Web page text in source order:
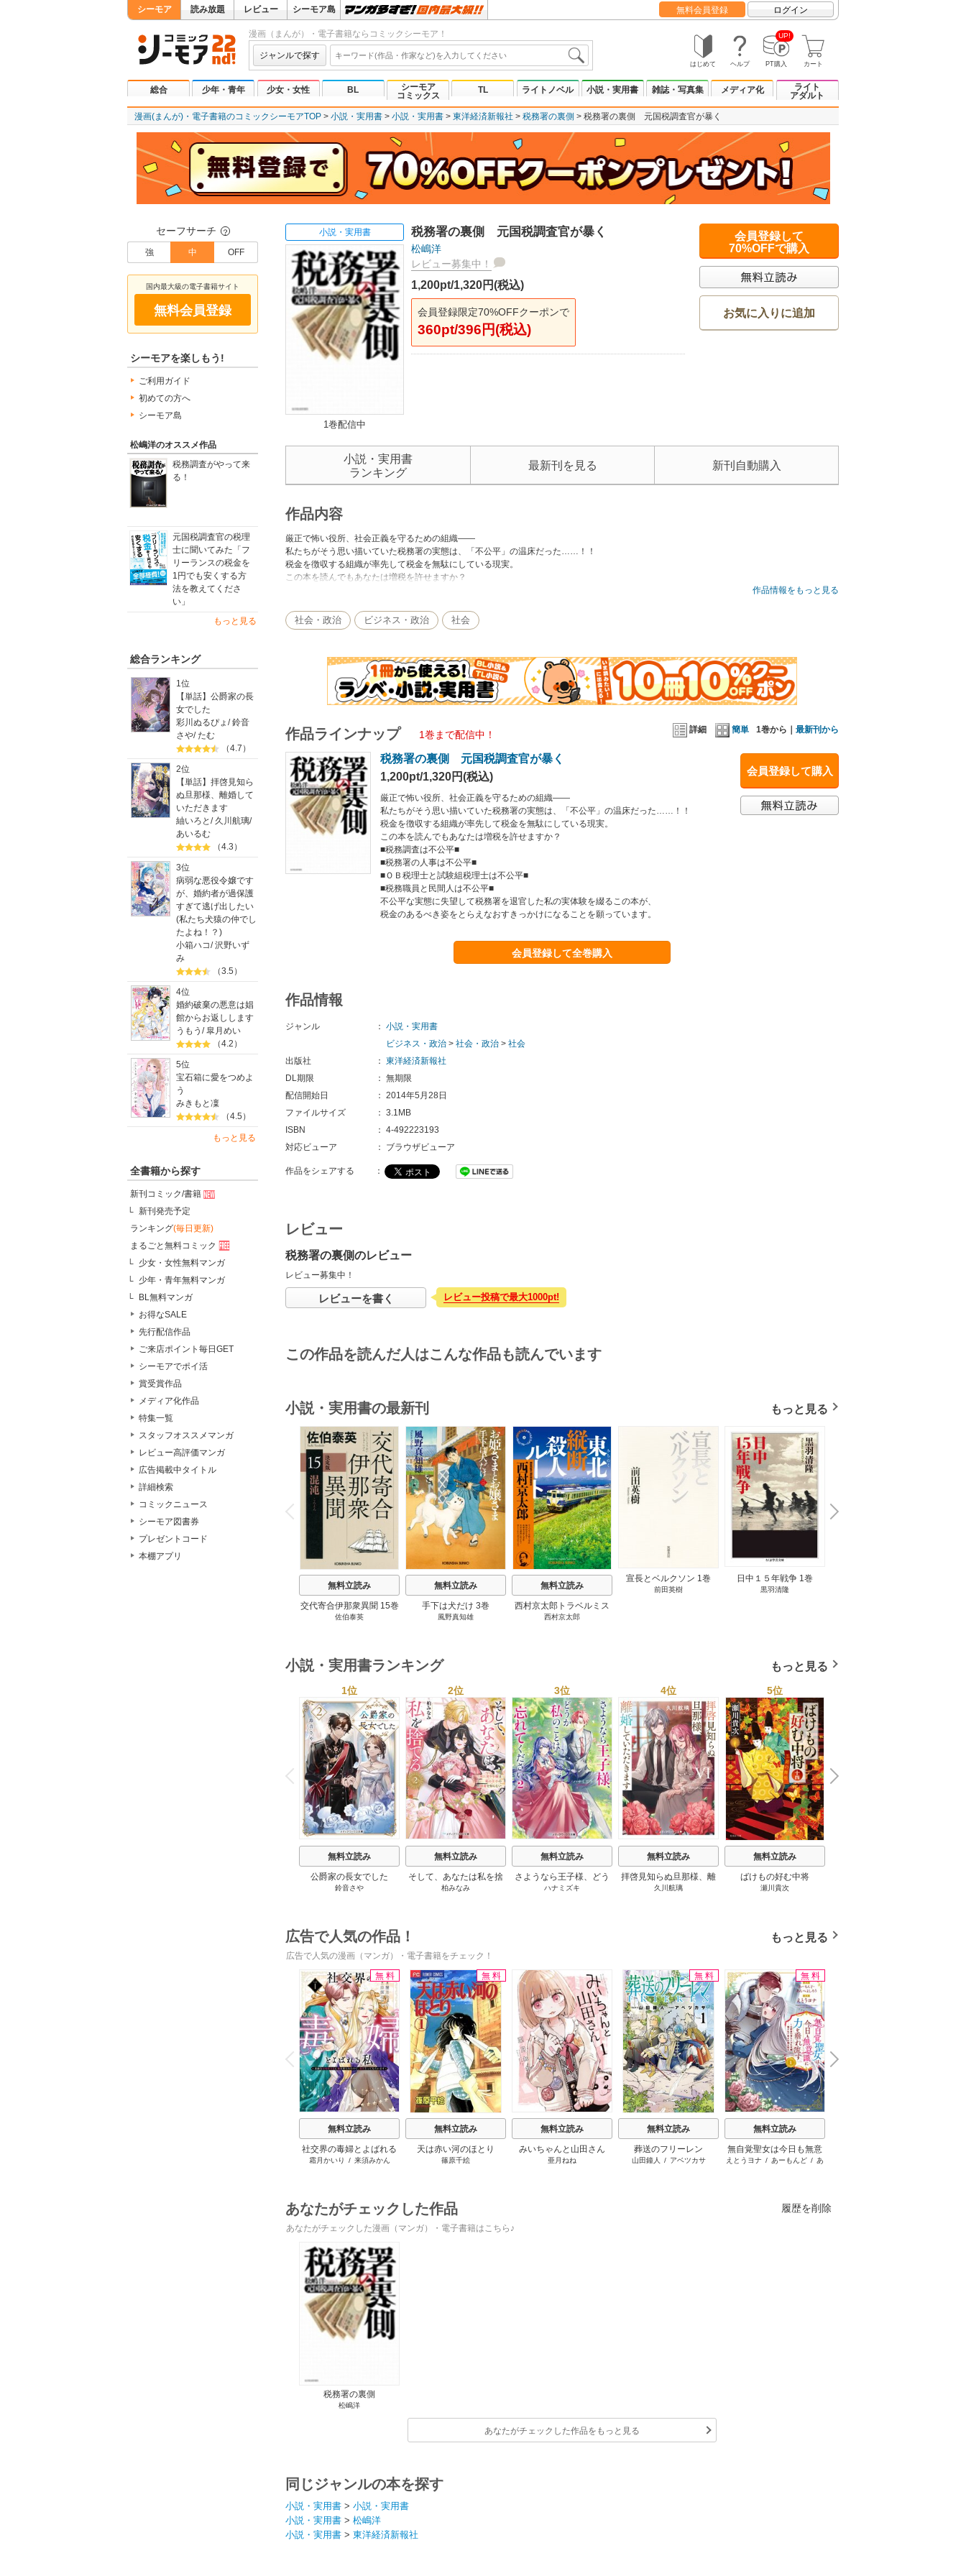
シーモア 読み放題 レビュー シーモア島 無料会員登録 ログイン
漫画（まんが）・電子書籍ならコミックシーモア！
ジャンルで探す
はじめて ヘルプ
UP!
PT購入 カート
総合 少年・青年 少女・女性 BL
シーモア
コミックス
TL ライトノベル 小説・実用書 雑誌・写真集 メディア化
ライト
アダルト
漫画(まんが)・電子書籍のコミックシーモアTOP 小説・実用書 小説・実用書 東洋経済新報社 税務署の裏側 税務署の裏側 元国税調査官が暴く
セーフサーチ ？
強 中 OFF
国内最大級の電子書籍サイト
無料会員登録
シーモアを楽しもう!
ご利用ガイド
初めての方へ
シーモア島
松嶋洋のオススメ作品
税務調査がやって来
る！
元国税調査官の税理
士に聞いてみた「フ
リーランスの税金を
1円でも安くする方
法を教えてくださ
い」
もっと見る
総合ランキング
1位
【単話】公爵家の長
女でした
彩川ぬるぴょ /鈴音
さや/たむ
（4.7）
2位
【単話】拝啓見知ら
ぬ旦那様、離婚して
いただきます
紬いろと / 久川航璃/
あいるむ
（4.3）
3位
病弱な悪役令嬢です
が、婚約者が過保護
すぎて逃げ出したい
(私たち犬猿の仲でし
たよね！？)
小箱ハコ/沢野いず
み
（3.5）
4位
婚約破棄の悪意は娼
館からお返しします
うもう /皐月めい
（4.2）
5位
宝石箱に愛をつめよ
う
みきもと凜
（4.5）
もっと見る
全書籍から探す
新刊コミック/書籍
新刊発売予定
ランキング(毎日更新)
まるごと無料コミック
少女・女性無料マンガ
少年・青年無料マンガ
BL無料マンガ
お得なSALE
先行配信作品
ご来店ポイント毎日GET
シーモアでポイ活
賞受賞作品
メディア化作品
特集一覧
スタッフオススメマンガ
レビュー高評価マンガ
広告掲載中タイトル
詳細検索
コミックニュース
シーモア図書券
プレゼントコード
本棚アプリ
小説・実用書
1巻配信中
税務署の裏側 元国税調査官が暴く
松嶋洋
レビュー募集中！
1,200pt/1,320円(税込)
会員登録限定70%OFFクーポンで
360pt/396円(税込)
会員登録して
70%OFFで購入
お気に入りに追加
小説・実用書
ランキング
最新刊を見る 新刊自動購入
作品内容
厳正で怖い役所、社会正義を守るための組織――
私たちがそう思い描いていた税務署の実態は、「不公平」の温床だった……！！
税金を徴収する組織が率先して税金を無駄にしている現実。
この本を読んでもあなたは増税を許せますか？
■ＯＢ税理士と試験組税理士は不公平■
■税務職員と民間人は不公平■
作品情報をもっと見る
社会・政治 ビジネス・政治 社会
詳細 簡単 1巻から｜ 最新刊から
作品ラインナップ 1巻まで配信中！
会員登録して購入
税務署の裏側 元国税調査官が暴く
1,200pt/1,320円(税込)
厳正で怖い役所、社会正義を守るための組織――
私たちがそう思い描いていた税務署の実態は、「不公平」の温床だった……！！
税金を徴収する組織が率先して税金を無駄にしている現実。
この本を読んでもあなたは増税を許せますか？
■税務調査は不公平■
■税務署の人事は不公平■
■ＯＢ税理士と試験組税理士は不公平■
■税務職員と民間人は不公平■
不公平な実態に失望して税務署を退官した私の実体験を綴るこの本が、
税金のあるべき姿をとらえなおすきっかけになることを願っています。
会員登録して全巻購入
作品情報
ジャンル ： 小説・実用書
ビジネス・政治 > 社会・政治 > 社会
出版社
： 東洋経済新報社
DL期限
： 無期限
配信開始日
： 2014年5月28日
ファイルサイズ
： 3.1MB
ISBN
： 4-492223193
対応ビューア
： ブラウザビューア
作品をシェアする ：
レビュー
税務署の裏側のレビュー
レビュー募集中！
レビューを書く レビュー投稿で最大1000pt!
この作品を読んだ人はこんな作品も読んでいます
小説・実用書の最新刊 もっと見る
P
r
e
i
o
u
s
無料立読み
交代寄合伊那衆異聞 15巻
佐伯泰英
無料立読み
手下は犬だけ 3巻
風野真知雄
無料立読み
西村京太郎トラベルミス
テリー・セレクション 2
西村京太郎
宣長とベルクソン 1巻
前田英樹
日中１５年戦争 1巻
黒羽清隆
N
e
x
t
小説・実用書ランキング もっと見る
P
r
e
v
i
o
u
s
1位
無料立読み
公爵家の長女でした
鈴音さや
2位
無料立読み
そして、あなたは私を捨
てる
柏みなみ
3位
無料立読み
さようなら王子様、どう
か私のことは忘れてくだ
ハナミズキ
4位
無料立読み
拝啓見知らぬ旦那様、離
婚していただきます
久川航璃
5位
無料立読み
ばけもの好む中将
瀬川貴次
N
e
x
t
広告で人気の作品！ もっと見る
広告で人気の漫画（マンガ）・電子書籍をチェック！
P
r
e
v
i
o
u
s
無料
無料立読み
社交界の毒婦とよばれる
私～素敵な辺境伯令息に
霜月かいり / 来須みかん
無料
無料立読み
天は赤い河のほとり
篠原千絵
無料立読み
みいちゃんと山田さん
亜月ねね
無料
無料立読み
葬送のフリーレン
山田鐘人 / アベツカサ
無料
無料立読み
無自覚聖女は今日も無意
識に力を垂れ流す ～公
えとうヨナ / あーもんど / あ
N
e
x
t
あなたがチェックした作品 履歴を削除
あなたがチェックした漫画（マンガ）・電子書籍はこちら♪
税務署の裏側
松嶋洋
あなたがチェックした作品をもっと見る
同じジャンルの本を探す
小説・実用書 > 小説・実用書
小説・実用書 > 松嶋洋
小説・実用書 > 東洋経済新報社